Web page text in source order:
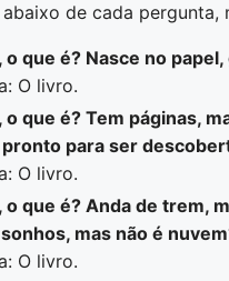
de cada pergunta,
o que é? Nasce no
O livro.
o que é? Tem páginas,
para ser
O livro.
o que é? Anda de trem,
mas não é
O livro.